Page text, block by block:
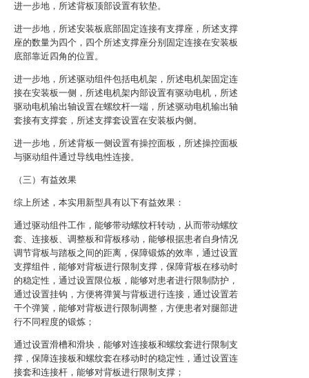
进一步地，所述背板顶部设置有软垫。
进一步地，所述安装板底部固定连接有支撑座，所述支撑
座的数量为四个，四个所述支撑座分别固定连接在安装板
底部靠近四角的位置。
进一步地，所述驱动组件包括电机架，所述电机架固定连
接在安装板一侧，所述电机架内部设置有驱动电机，所述
驱动电机输出轴设置在螺纹杆一端，所述驱动电机输出轴
套接有支撑套，所述支撑套设置在安装板内侧。
进一步地，所述背板一侧设置有操控面板，所述操控面板
与驱动组件通过导线电性连接。
（三）有益效果
综上所述，本实用新型具有以下有益效果：
通过驱动组件工作，能够带动螺纹杆转动，从而带动螺纹
套、连接板、调整板和背板移动，能够根据患者自身情况
调节背板与踏板之间的距离，保障锻炼的效率，通过设置
支撑组件，能够对背板进行限制支撑，保障背板在移动时
的稳定性，通过设置限位板，能够对患者进行限制防护，
通过设置挂钩，方便将弹簧与背板进行连接，通过设置若
干个弹簧，能够对背板进行限制调整，方便患者对腿部进
行不同程度的锻炼；
通过设置滑槽和滑块，能够对连接板和螺纹套进行限制支
撑，保障连接板和螺纹套在移动时的稳定性，通过设置连
接套和连接杆，能够对背板进行限制支撑；